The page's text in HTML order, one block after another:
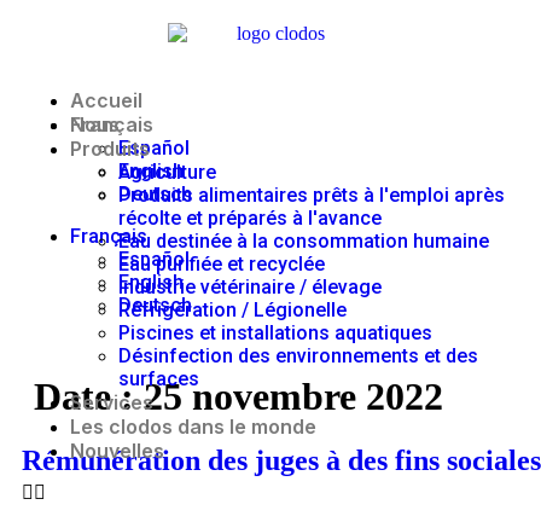
Accueil
Nous
Produits
Agriculture
Produits alimentaires prêts à l'emploi après
récolte et préparés à l'avance
Eau destinée à la consommation humaine
Eau purifiée et recyclée
Industrie vétérinaire / élevage
Réfrigération / Légionelle
Piscines et installations aquatiques
Désinfection des environnements et des
surfaces
Services
Les clodos dans le monde
Nouvelles
Français
Español
English
Deutsch
Français
Español
English
Deutsch
Date :25 novembre 2022
Rémunération des juges à des fins sociales